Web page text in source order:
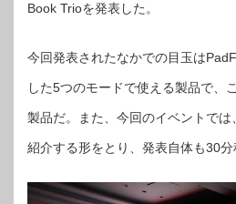
Book Trioを発表した。
今回発表されたなかでの目玉は
した5つのモードで使える製品で、
製品だ。また、今回のイベントでは
紹介する形をとり、発表自体も30分